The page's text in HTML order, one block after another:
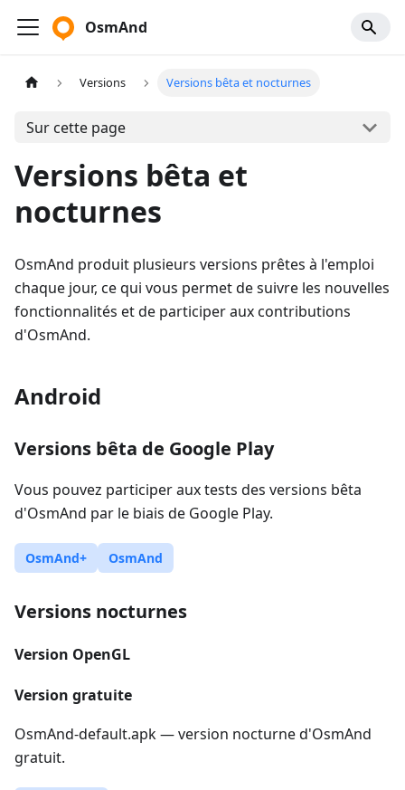
OsmAnd
Versions Versions bêta et nocturnes
Sur cette page
Versions bêta et
nocturnes
OsmAnd produit plusieurs versions prêtes à l'emploi
chaque jour, ce qui vous permet de suivre les nouvelles
fonctionnalités et de participer aux contributions
d'OsmAnd.
Android
Versions bêta de Google Play
Vous pouvez participer aux tests des versions bêta
d'OsmAnd par le biais de Google Play.
OsmAnd+ OsmAnd
Versions nocturnes
Version OpenGL
Version gratuite
OsmAnd-default.apk — version nocturne d'OsmAnd
gratuit.